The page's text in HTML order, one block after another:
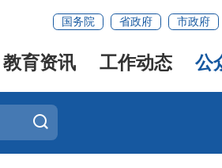
国务院 省政府 市政府
教育资讯 工作动态 公